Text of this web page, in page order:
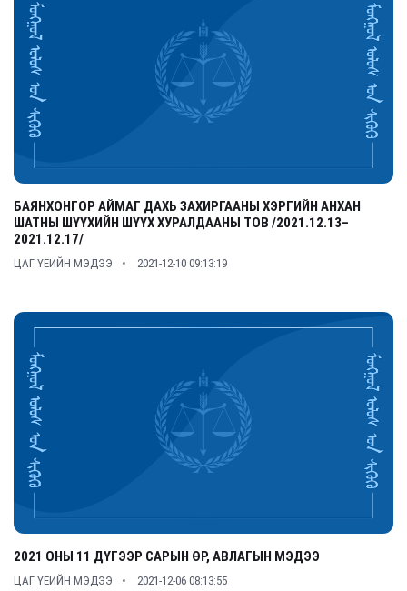
БАЯНХОНГОР АЙМАГ ДАХЬ ЗАХИРГААНЫ ХЭРГИЙН АНХАН
ШАТНЫ ШҮҮХИЙН ШҮҮХ ХУРАЛДААНЫ ТОВ /2021.12.13–
2021.12.17/
ЦАГ ҮЕИЙН МЭДЭЭ 2021-12-10 09:13:19
2021 ОНЫ 11 ДҮГЭЭР САРЫН ӨР, АВЛАГЫН МЭДЭЭ
ЦАГ ҮЕИЙН МЭДЭЭ 2021-12-06 08:13:55